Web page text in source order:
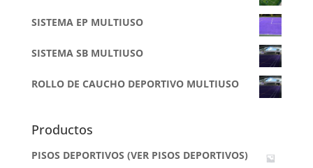
SISTEMA EP MULTIUSO
SISTEMA SB MULTIUSO
ROLLO DE CAUCHO DEPORTIVO MULTIUSO
Productos
PISOS DEPORTIVOS (VER PISOS DEPORTIVOS)